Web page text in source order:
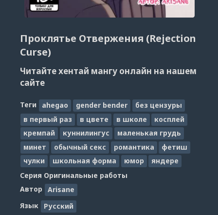
Проклятье Отвержения (Rejection
Curse)
Читайте хентай мангу онлайн на нашем
сайте
Теги ahegao gender bender
без цензуры
в первый раз
в цвете в школе
косплей
кремпай
куннилингус
маленькая грудь
минет
обычный секс романтика
фетиш
чулки
школьная форма юмор
яндере
Серия Оригинальные работы
Автор
Arisane
Язык
Русский